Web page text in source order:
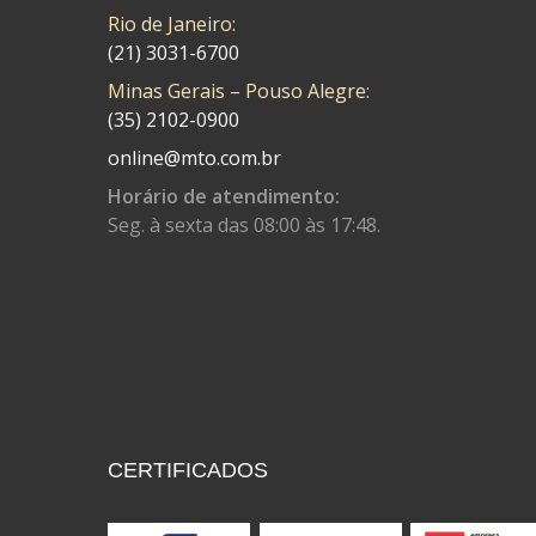
COMETA
CONTROL FLEX (92)
CPL IMPORT
DANIDREA (160)
DIVERSOS
Rio de Janeiro:
(21) 3031-6700
Minas Gerais – Pouso Alegre:
(35) 2102-0900
online@mto.com.br
Horário de atendimento:
Seg. à sexta das 08:00 às 17:48.
CERTIFICADOS